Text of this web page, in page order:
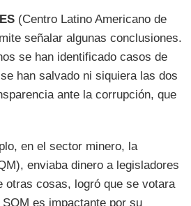
(Centro Latino Americano de
señalar algunas conclusiones.
se han identificado casos de
han salvado ni siquiera las dos
ante la corrupción, que
en el sector minero, la
enviaba dinero a legisladores
cosas, logró que se votara
es impactante por su